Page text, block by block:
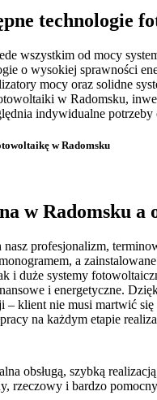
technologie
wszystkim od mocy
o wysokiej sprawności
mocy oraz solidne
w Radomsku,
indywidualne
w Radomsku
w Radomsku a
profesjonalizm,
a
i duże systemy
i energetyczne.
klient nie musi martwić
na każdym etapie
obsługą, szybką
rzeczowy i bardzo